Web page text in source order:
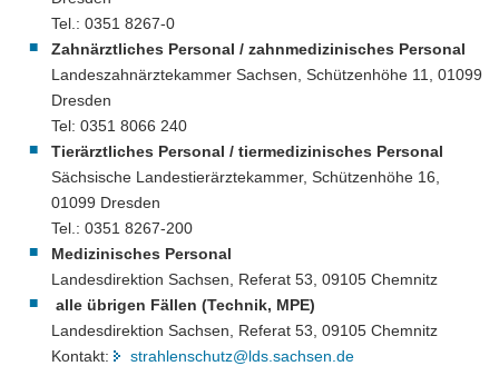
Tel.: 0351 8267-0
Zahnärztliches Personal / zahnmedizinisches Personal
Landeszahnärztekammer Sachsen, Schützenhöhe 11, 01099
Dresden
Tel: 0351 8066 240
Tierärztliches Personal / tiermedizinisches Personal
Sächsische Landestierärztekammer, Schützenhöhe 16,
01099 Dresden
Tel.: 0351 8267-200
Medizinisches Personal
Landesdirektion Sachsen, Referat 53, 09105 Chemnitz
alle übrigen Fällen (Technik, MPE)
Landesdirektion Sachsen, Referat 53, 09105 Chemnitz
Kontakt:
strahlenschutz@lds.sachsen.de